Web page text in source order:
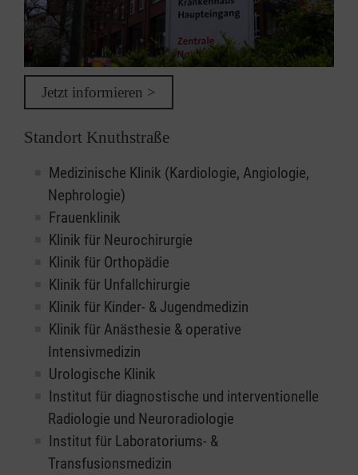
Jetzt informieren >
Standort Knuthstraße
Medizinische Klinik (Kardiologie, Angiologie,
Nephrologie)
Frauenklinik
Klinik für Neurochirurgie
Klinik für Orthopädie
Klinik für Unfallchirurgie
Klinik für Kinder- & Jugendmedizin
Klinik für Anästhesie & operative
Intensivmedizin
Urologische Klinik
Institut für diagnostische und interventionelle
Radiologie und Neuroradiologie
Institut für Laboratoriums- &
Transfusionsmedizin